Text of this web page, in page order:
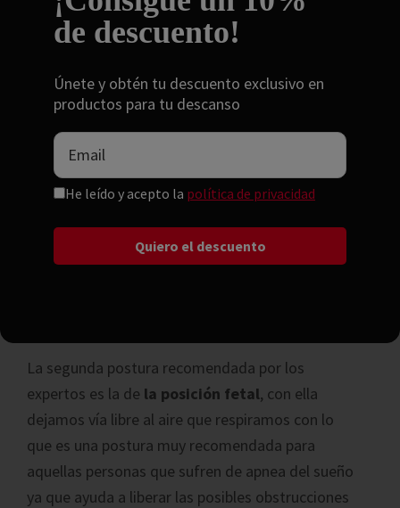
Según los resultados obtenidos en estos
arriba con los brazos extendidos a lo largo del
cuerpo. Ésta postura favorece la respiración y
evita dolores de espalda al permitir que la
columna este en una posición en la que no tenga
que hacer ningún esfuerzo. Eso si, tiene un
la zona lumbar se puede sobrecargar. La solución:
sencilla, colocar un cojín pequeño bajo las rodillas,
La segunda postura recomendada por los
expertos es la de la posición fetal, con ella
dejamos vía libre al aire que respiramos con lo
que es una postura muy recomendada para
aquellas personas que sufren de apnea del sueño
ya que ayuda a liberar las posibles obstrucciones
de descuento!
Únete y obtén tu descuento exclusivo en
productos para tu descanso
He leído y acepto la política de privacidad